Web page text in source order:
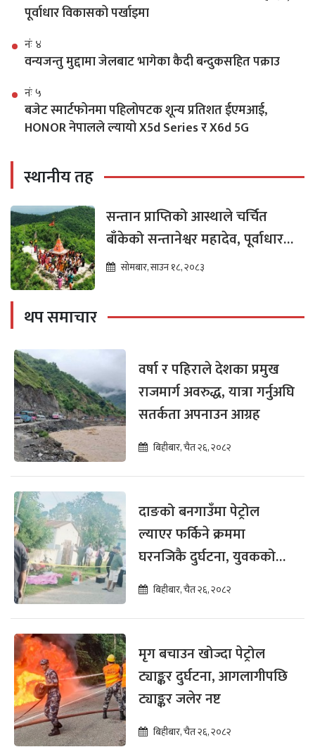
पूर्वाधार विकासको पर्खाइमा
नंः ४
वन्यजन्तु मुद्दामा जेलबाट भागेका कैदी बन्दुकसहित पक्राउ
नंः ५
बजेट स्मार्टफोनमा पहिलोपटक शून्य प्रतिशत ईएमआई,
HONOR नेपालले ल्यायो X5d Series र X6d 5G
स्थानीय तह
सन्तान प्राप्तिको आस्थाले चर्चित
बाँकेको सन्तानेश्वर महादेव, पूर्वाधार
विकासको पर्खाइमा
सोमबार, साउन १८, २०८३
थप समाचार
वर्षा र पहिराले देशका प्रमुख
राजमार्ग अवरुद्ध, यात्रा गर्नुअघि
सतर्कता अपनाउन आग्रह
बिहीबार, चैत २६, २०८२
दाङको बनगाउँमा पेट्रोल
ल्याएर फर्किने क्रममा
घरनजिकै दुर्घटना, युवकको
मृत्युबिहीबार, चैत २६, २०८२
मृग बचाउन खोज्दा पेट्रोल
ट्याङ्कर दुर्घटना, आगलागीपछि
ट्याङ्कर जलेर नष्ट
बिहीबार, चैत २६, २०८२